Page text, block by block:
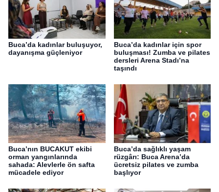
Buca’da kadınlar buluşuyor,
dayanışma güçleniyor
Buca’da kadınlar için spor
buluşması! Zumba ve pilates
dersleri Arena Stadı’na
taşındı
Buca’nın BUCAKUT ekibi
orman yangınlarında
sahada: Alevlerle ön safta
mücadele ediyor
Buca’da sağlıklı yaşam
rüzgârı: Buca Arena’da
ücretsiz pilates ve zumba
başlıyor